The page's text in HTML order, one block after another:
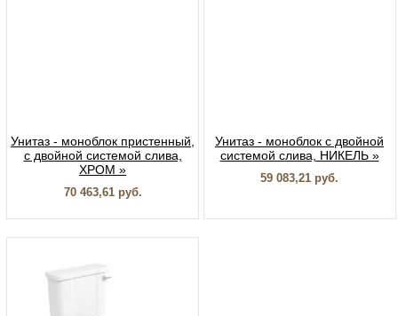
Унитаз - моноблок пристенный,
с двойной системой слива,
ХРОМ »
70 463,61 руб.
Унитаз - моноблок с двойной
системой слива, НИКЕЛЬ »
59 083,21 руб.